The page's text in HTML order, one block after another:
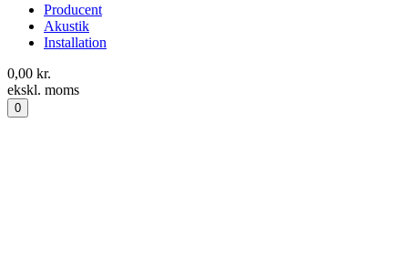
Producent
Akustik
Installation
0,00 kr.
ekskl. moms
0